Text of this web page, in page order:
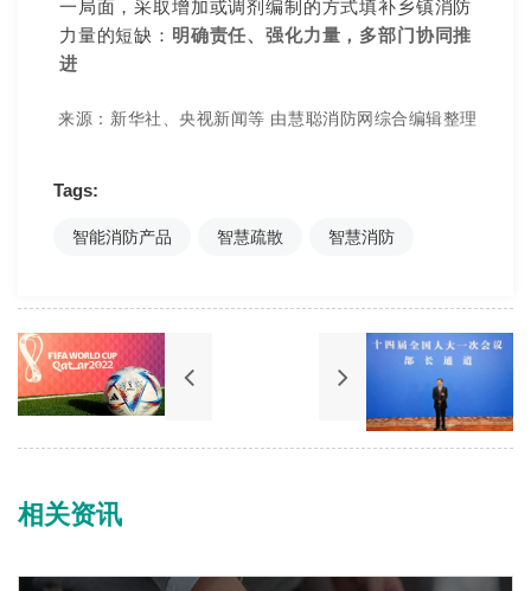
一局面，采取增加或调剂编制的方式填补乡镇消防
力量的短缺： 明确责任、强化力量，多部门协同推
进
来源：新华社、央视新闻等 由慧聪消防网综合编辑整理
Tags:
智能消防产品 智慧疏散 智慧消防
相关资讯